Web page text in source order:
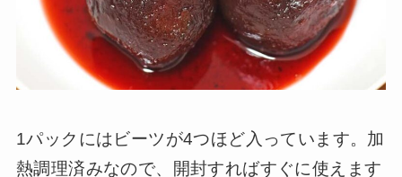
1パックにはビーツが4つほど入っています。加
熱調理済みなので、開封すればすぐに使えます